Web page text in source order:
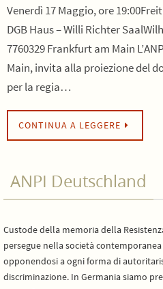
Venerdì 17 Maggio, ore
DGB Haus – Willi Richter
7760329 Frankfurt am Main
Main, invita alla proiezione del
per la regia…
CONTINUA A LEGGERE
ANPI Deutschland
Custode della memoria della
persegue nella società
opponendosi a ogni forma di
discriminazione. In Germania siamo